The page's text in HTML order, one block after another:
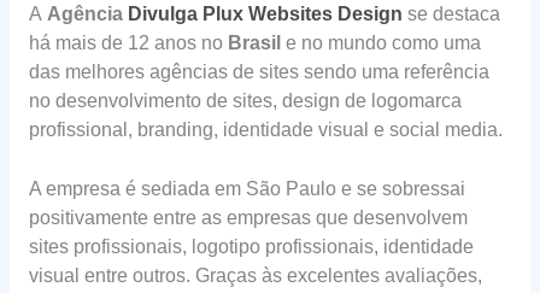
A Agência Divulga Plux Websites Design se destaca
há mais de 12 anos no Brasil e no mundo como uma
das melhores agências de sites sendo uma referência
no desenvolvimento de sites, design de logomarca
profissional, branding, identidade visual e social media.
A empresa é sediada em São Paulo e se sobressai
positivamente entre as empresas que desenvolvem
sites profissionais, logotipo profissionais, identidade
visual entre outros. Graças às excelentes avaliações,